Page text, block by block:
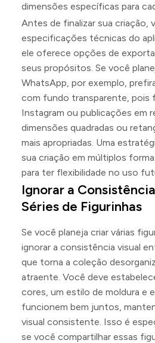
dimensões específicas para
Antes de finalizar sua criação,
especificações técnicas do
ele oferece opções de
seus propósitos. Se você
WhatsApp, por exemplo,
com fundo transparente, pois
Instagram ou publicações em
dimensões quadradas ou
mais apropriadas. Uma
sua criação em múltiplos
para ter flexibilidade no uso
Ignorar a
Séries de Figurinhas
Se você planeja criar várias
ignorar a consistência visual
que torna a coleção
atraente. Você deve
cores, um estilo de moldura e
funcionem bem juntos,
visual consistente. Isso é
se você compartilhar essas